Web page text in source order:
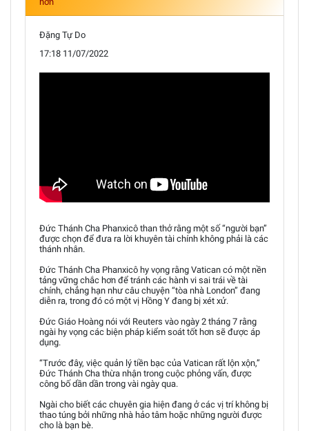
Đặng Tự Do
17:18 11/07/2022
Đức Thánh Cha Phanxicô than thở rằng một số “người bạn”
được chọn để đưa ra lời khuyên tài chính không phải là các
thánh nhân.
Đức Thánh Cha Phanxicô hy vọng rằng Vatican có một nền
tảng vững chắc hơn để tránh các hành vi sai trái về tài
chính, chẳng hạn như câu chuyện “tòa nhà London” đang
diễn ra, trong đó có một vị Hồng Y đang bị xét xử.
Đức Giáo Hoàng nói với Reuters vào ngày 2 tháng 7 rằng
ngài hy vọng các biện pháp kiểm soát tốt hơn sẽ được áp
dụng.
“Trước đây, việc quản lý tiền bạc của Vatican rất lộn xộn,”
Đức Thánh Cha thừa nhận trong cuộc phỏng vấn, được
công bố dần dần trong vài ngày qua.
Ngài cho biết các chuyên gia hiện đang ở các vị trí không bị
thao túng bởi những nhà hảo tâm hoặc những người được
cho là bạn bè.